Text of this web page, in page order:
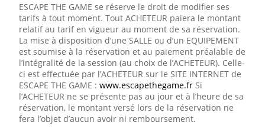
ESCAPE THE GAME se réserve le droit de modifier ses
tarifs à tout moment. Tout ACHETEUR paiera le montant
relatif au tarif en vigueur au moment de sa réservation.
La mise à disposition d’une SALLE ou d’un EQUIPEMENT
est soumise à la réservation et au paiement préalable de
l’intégralité de la session (au choix de l’ACHETEUR). Celle-
ci est effectuée par l’ACHETEUR sur le SITE INTERNET de
ESCAPE THE GAME :www.escapethegame.fr Si
l’ACHETEUR ne se présente pas au jour et à l’heure de sa
réservation, le montant versé lors de la réservation ne
fera l’objet d’aucun avoir ni remboursement.